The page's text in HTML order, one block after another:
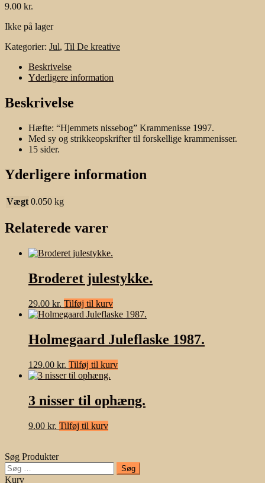
9.00 kr.
Ikke på lager
Kategorier: Jul, Til De kreative
Beskrivelse
Yderligere information
Beskrivelse
Hæfte: “Hjemmets nissebog” Krammenisse 1997.
Med sy og strikkeopskrifter til forskellige krammenisser.
15 sider.
Yderligere information
Vægt 0.050 kg
Relaterede varer
Broderet julestykke.
29.00 kr. Tilføj til kurv
Holmegaard Juleflaske 1987.
129.00 kr. Tilføj til kurv
3 nisser til ophæng.
9.00 kr. Tilføj til kurv
Søg Produkter
Søg
efter:
Kurv